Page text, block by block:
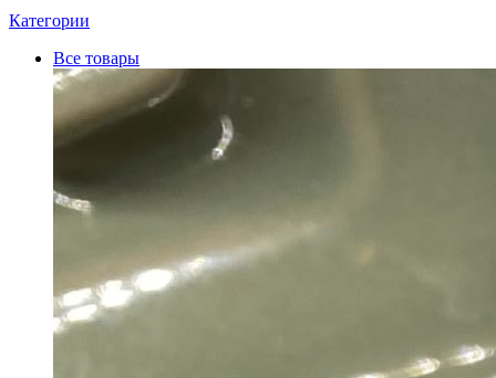
Категории
Все товары